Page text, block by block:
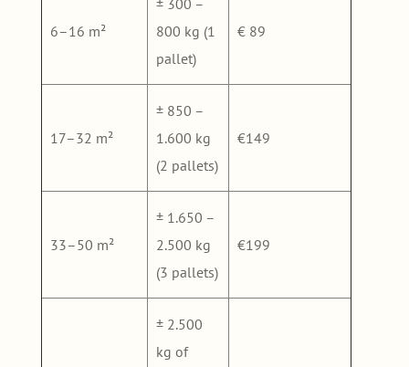
6–16 m²
800 kg (1
pallet)
€ 89
17–32 m²
± 850 –
1.600 kg
(2 pallets)
€149
33–50 m²
± 1.650 –
2.500 kg
(3 pallets)
€199
± 2.500
kg of